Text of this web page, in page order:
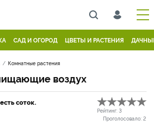
САД И ОГОРОД ЦВЕТЫ И РАСТЕНИЯ
Комнатные растения
воздух
соток.
Рейтинг: 3
Проголосовало: 2